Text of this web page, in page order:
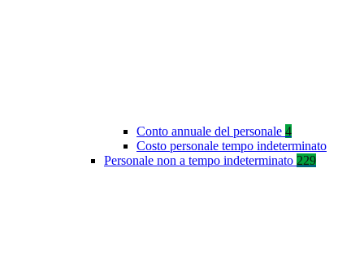
Conto annuale del personale 4
Costo personale tempo indeterminato
Personale non a tempo indeterminato 229